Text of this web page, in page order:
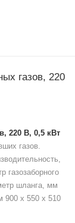
газов, 220
220 В, 0,5 кВт
газов.
газозаборного
шланга, мм
900 x 550 x 510